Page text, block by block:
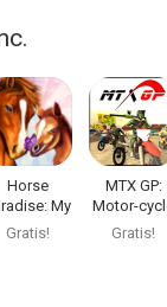
Horse
My
Ranch
Gratis!
MTX GP:
Motor-
Racing 3D
Gratis!